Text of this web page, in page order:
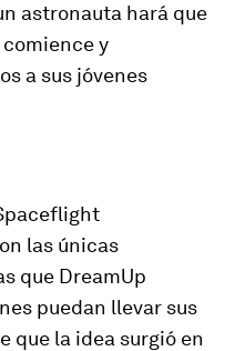
astronauta hará que
y
a sus jóvenes
las únicas
que DreamUp
puedan llevar sus
que la idea surgió en